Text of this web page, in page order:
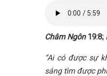
Châm Ngôn19:8;
“Ai có được sự
sáng tìm được